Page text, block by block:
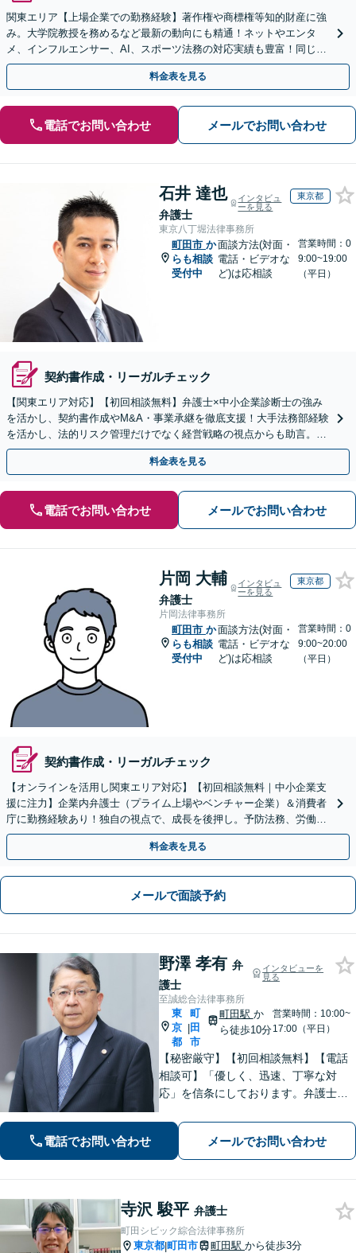
関東エリア【上場企業での勤務経験】著作権や商標権等知的財産に強
み。大学院教授を務めるなど最新の動向にも精通！ネットやエンタ
メ、インフルエンサー、AI、スポーツ法務の対応実績も豊富！同じ目
線で、実情に合ったアドバイス◎。海外からのご相談も対応
料金表を見る
電話でお問い合わせ メールでお問い合わせ
石井 達也
弁護士
インタビュ
ーを見る
東京都
東京八丁堀法律事務所
町田市 か
らも相談
受付中
面談方法(対面・
電話・ビデオな
ど)は応相談
営業時間：0
9:00~19:00
（平日）
契約書作成・リーガルチェック
【関東エリア対応】【初回相談無料】弁護士×中小企業診断士の強み
を活かし、契約書作成やM&A・事業承継を徹底支援！大手法務部経験
を活かし、法的リスク管理だけでなく経営戦略の視点からも助言。攻
めと守りの法務で、企業のさらなる成長に貢献します。
料金表を見る
電話でお問い合わせ メールでお問い合わせ
片岡 大輔
弁護士
インタビュ
ーを見る
東京都
片岡法律事務所
町田市 か
らも相談
受付中
面談方法(対面・
電話・ビデオな
ど)は応相談
営業時間：0
9:00~20:00
（平日）
契約書作成・リーガルチェック
【オンラインを活用し関東エリア対応】【初回相談無料｜中小企業支
援に注力】企業内弁護士（プライム上場やベンチャー企業）＆消費者
庁に勤務経験あり！独自の視点で、成長を後押し。予防法務、労働問
題、債権回収、コンプラ、会社設立・事業再編等幅広く対応
料金表を見る
メールで面談予約
野澤 孝有 弁
護士
インタビューを
見る
至誠総合法律事務所
東
京
都
|
町
田
市
町田駅 か
ら徒歩10分
営業時間：10:00~
17:00（平日）
【秘密厳守】【初回相談無料】【電話
相談可】「優しく、迅速、丁寧な対
応」を信条にしております。弁護士に
少しの勇気を出して、お気軽にご相談
ください。【休日・夜間面談可】
電話でお問い合わせ メールでお問い合わせ
寺沢 駿平 弁護士
町田シビック綜合法律事務所
東京都|町田市 町田駅 から徒歩3分